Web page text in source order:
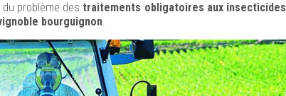
problème des traitements obligatoires aux insecticides
bourguignon.